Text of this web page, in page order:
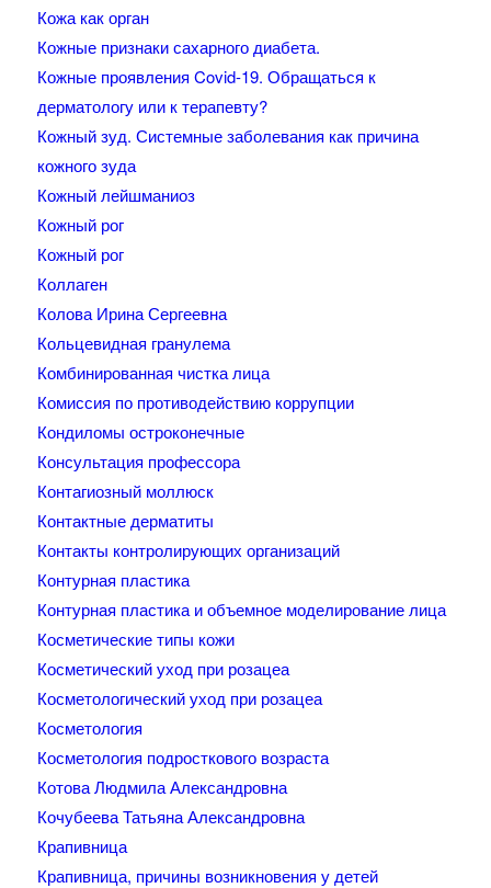
Кожа как орган
Кожные признаки сахарного диабета.
Кожные проявления Covid-19. Обращаться к
дерматологу или к терапевту?
Кожный зуд. Системные заболевания как причина
кожного зуда
Кожный лейшманиоз
Кожный рог
Кожный рог
Коллаген
Колова Ирина Сергеевна
Кольцевидная гранулема
Комбинированная чистка лица
Комиссия по противодействию коррупции
Кондиломы остроконечные
Консультация профессора
Контагиозный моллюск
Контактные дерматиты
Контакты контролирующих организаций
Контурная пластика
Контурная пластика и объемное моделирование лица
Косметические типы кожи
Косметический уход при розацеа
Косметологический уход при розацеа
Косметология
Косметология подросткового возраста
Котова Людмила Александровна
Кочубеева Татьяна Александровна
Крапивница
Крапивница, причины возникновения у детей